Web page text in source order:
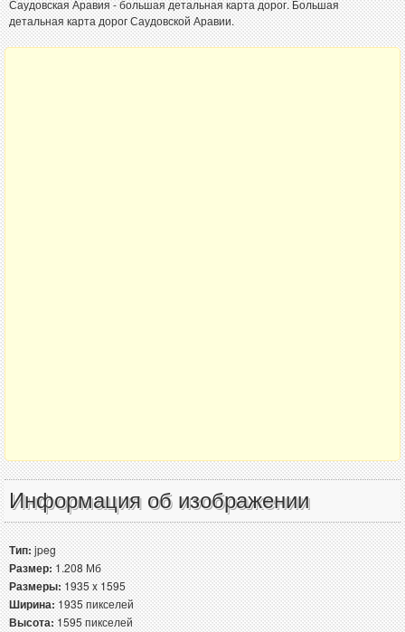
Саудовская Аравия - большая детальная карта дорог. Большая
детальная карта дорог Саудовской Аравии.
Информация об изображении
Тип:jpeg
Размер:1.208 Мб
Размеры:1935 x 1595
Ширина:1935 пикселей
Высота:1595 пикселей